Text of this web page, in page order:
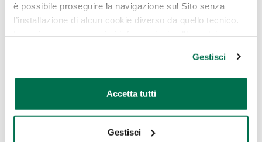
è possibile proseguire la navigazione sul Sito senza
l’installazione di alcun cookie diverso da quello tecnico.
oppure cliccare su “GESTISCI” per scegliere quali
cookie
Gestisci
Accetta tutti
Gestisci
Esistono cure per il
gonfiore addominale?
soggetti affetti possono trovare un valido
aiuto nella riduzione sistematica di alimenti e